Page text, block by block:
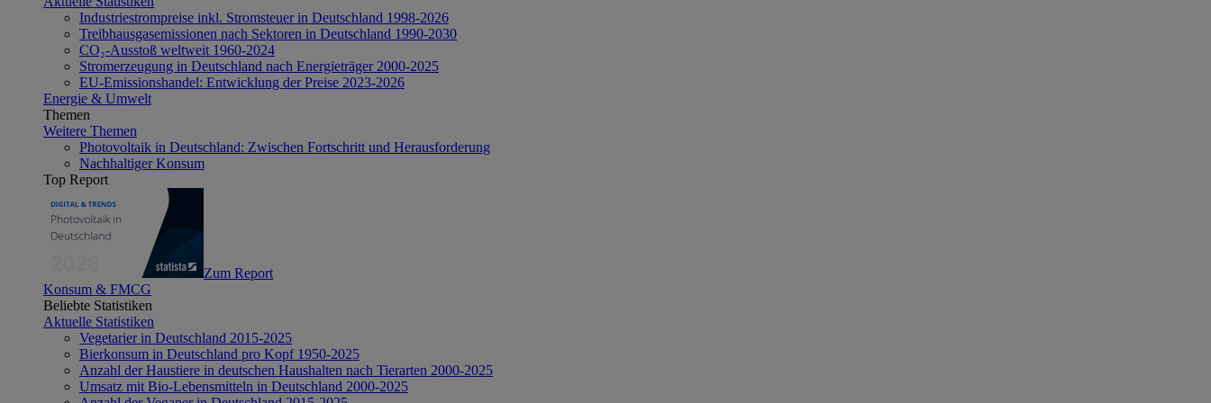
Industriestrompreise inkl. Stromsteuer in Deutschland 1998-2026
Treibhausgasemissionen nach Sektoren in Deutschland 1990-2030
CO₂-Ausstoß weltweit 1960-2024
Stromerzeugung in Deutschland nach Energieträger 2000-2025
EU-Emissionshandel: Entwicklung der Preise 2023-2026
Energie & Umwelt
Themen
Weitere Themen
Photovoltaik in Deutschland: Zwischen Fortschritt und Herausforderung
Nachhaltiger Konsum
Top Report
Zum Report
Konsum & FMCG
Beliebte Statistiken
Aktuelle Statistiken
Vegetarier in Deutschland 2015-2025
Bierkonsum in Deutschland pro Kopf 1950-2025
Anzahl der Haustiere in deutschen Haushalten nach Tierarten 2000-2025
Umsatz mit Bio-Lebensmitteln in Deutschland 2000-2025